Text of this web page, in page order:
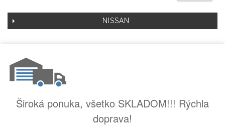
NISSAN
Široká ponuka, všetko SKLADOM!!! Rýchla
doprava!